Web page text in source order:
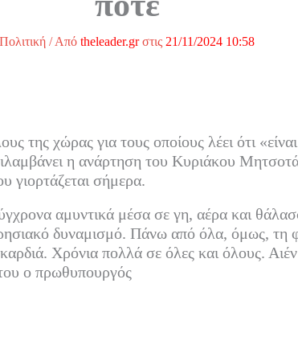
Πολιτική / Από theleader.grστις 21/11/2024 10:58
της χώρας για τους οποίους λέει ότι
η ανάρτηση του Κυριάκου
σήμερα.
αμυντικά μέσα σε γη, αέρα και
δυναμισμό. Πάνω από όλα, όμως, τη
Χρόνια πολλά σε όλες και όλους. Αιέν
ο πρωθυπουργός